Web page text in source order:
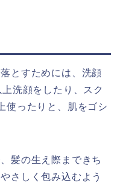
とすためには、洗顔
洗顔をしたり、スク
使ったりと、肌をゴシ
髪の生え際まできち
さしく包み込むよう